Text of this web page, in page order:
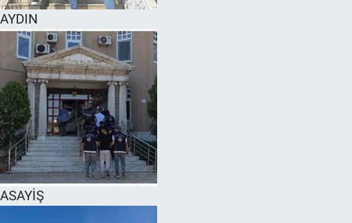
AYDIN
ASAYİŞ